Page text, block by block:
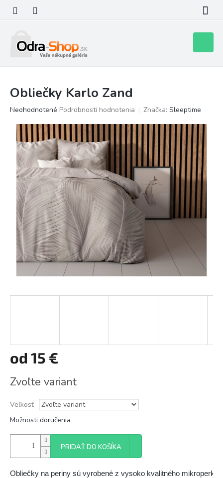
obsah
košík
Obliečky Karlo Zand
Priemerné
produktu
0,0
hviezdičiek.
Neohodnotené Podrobnosti hodnotenia Značka: Sleeptime
od 15 €
cena:
Zvoľte variant
Veľkosť
Možnosti doručenia
PRIDAŤ DO KOŠÍKA
Obliečky na periny sú vyrobené z vysoko kvalitného